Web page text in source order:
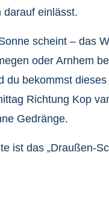
darauf einlässt.
scheint – das
oder Arnhem
du bekommst dieses
Richtung Kop
Gedränge.
ist das „Draußen-